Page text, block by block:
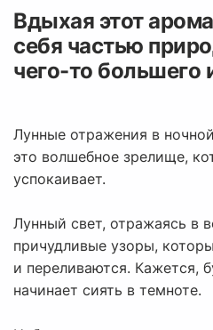
Вдыхая этот
себя частью
чего-то большего
Лунные отражения в
это волшебное зрелище,
успокаивает.
Лунный свет, отражаясь в
причудливые узоры,
и переливаются. Кажется,
начинает сиять в темноте.